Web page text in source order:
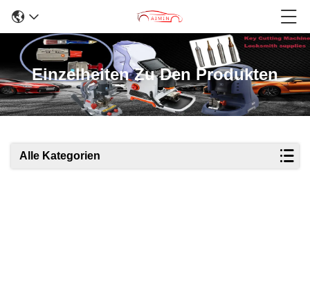
Einzelheiten Zu Den Produkten
Alle Kategorien